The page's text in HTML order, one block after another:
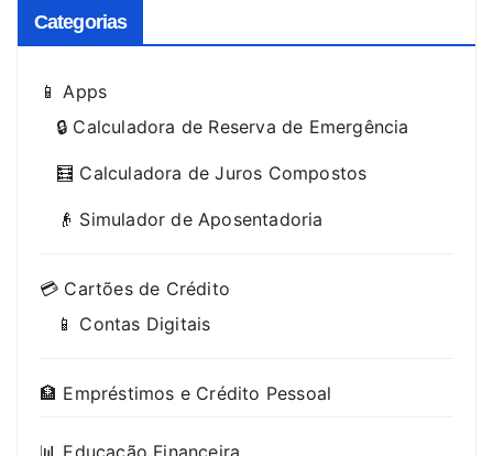
Categorias
📱 Apps
🔒 Calculadora de Reserva de Emergência
🧮 Calculadora de Juros Compostos
👴 Simulador de Aposentadoria
💳 Cartões de Crédito
📱 Contas Digitais
🏦 Empréstimos e Crédito Pessoal